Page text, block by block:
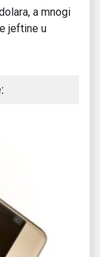
a mnogi
jeftine u